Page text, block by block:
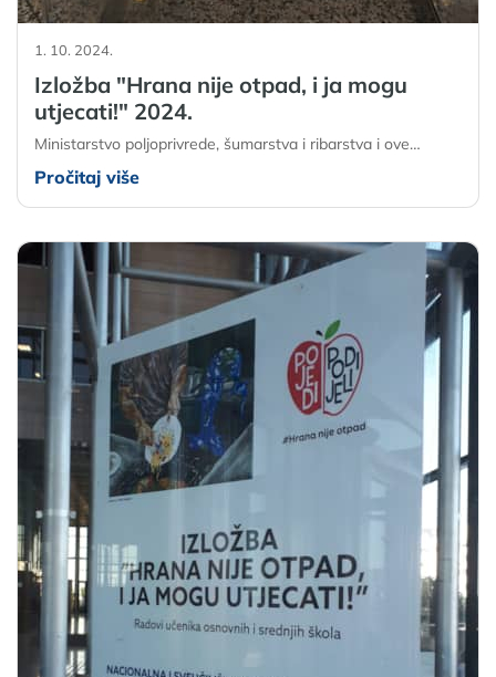
1. 10. 2024.
Izložba "Hrana nije otpad, i ja mogu
utjecati!" 2024.
Ministarstvo poljoprivrede, šumarstva i ribarstva i ove…
Pročitaj više